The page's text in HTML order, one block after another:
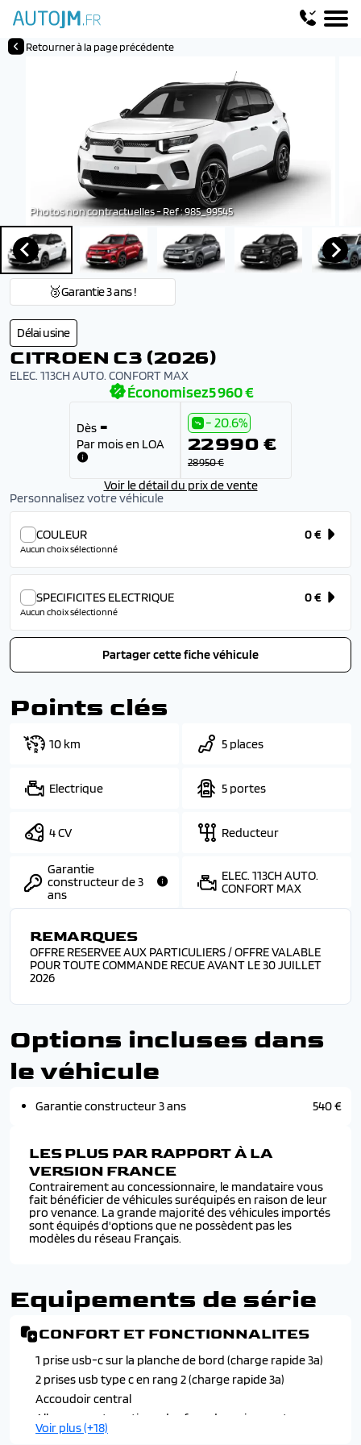
Retourner à la page précédente
Photos non contractuelles - Ref : 985_99545
🥉Garantie 3 ans !
Délai usine
CITROEN C3 (2026)
ELEC. 113CH AUTO. CONFORT MAX
Économisez5 960 €
Dès -
Par mois en LOA
- 20.6%
22 990 €
28 950 €
Voir le détail du prix de vente
Personnalisez votre véhicule
COULEUR 0 €
Aucun choix sélectionné
SPECIFICITES ELECTRIQUE 0 €
Aucun choix sélectionné
Partager cette fiche véhicule
Points clés
10 km 5 places
Electrique 5 portes
4 CV Reducteur
Garantie
constructeur de 3
ans
ELEC. 113CH AUTO.
CONFORT MAX
REMARQUES
OFFRE RESERVEE AUX PARTICULIERS / OFFRE VALABLE
POUR TOUTE COMMANDE RECUE AVANT LE 30 JUILLET
2026
Options incluses dans
le véhicule
Garantie constructeur 3 ans 540 €
LES PLUS PAR RAPPORT À LA
VERSION FRANCE
Contrairement au concessionnaire, le mandataire vous
fait bénéficier de véhicules suréquipés en raison de leur
pro venance. La grande majorité des véhicules importés
sont équipés d'options que ne possèdent pas les
modèles du réseau Français.
Equipements de série
CONFORT ET FONCTIONNALITES
1 prise usb-c sur la planche de bord (charge rapide 3a)
2 prises usb type c en rang 2 (charge rapide 3a)
Accoudoir central
Allumage automatique des feux de croisement
Banquette arriere rabattable 2/3 - 1/3
Voir plus (+18)